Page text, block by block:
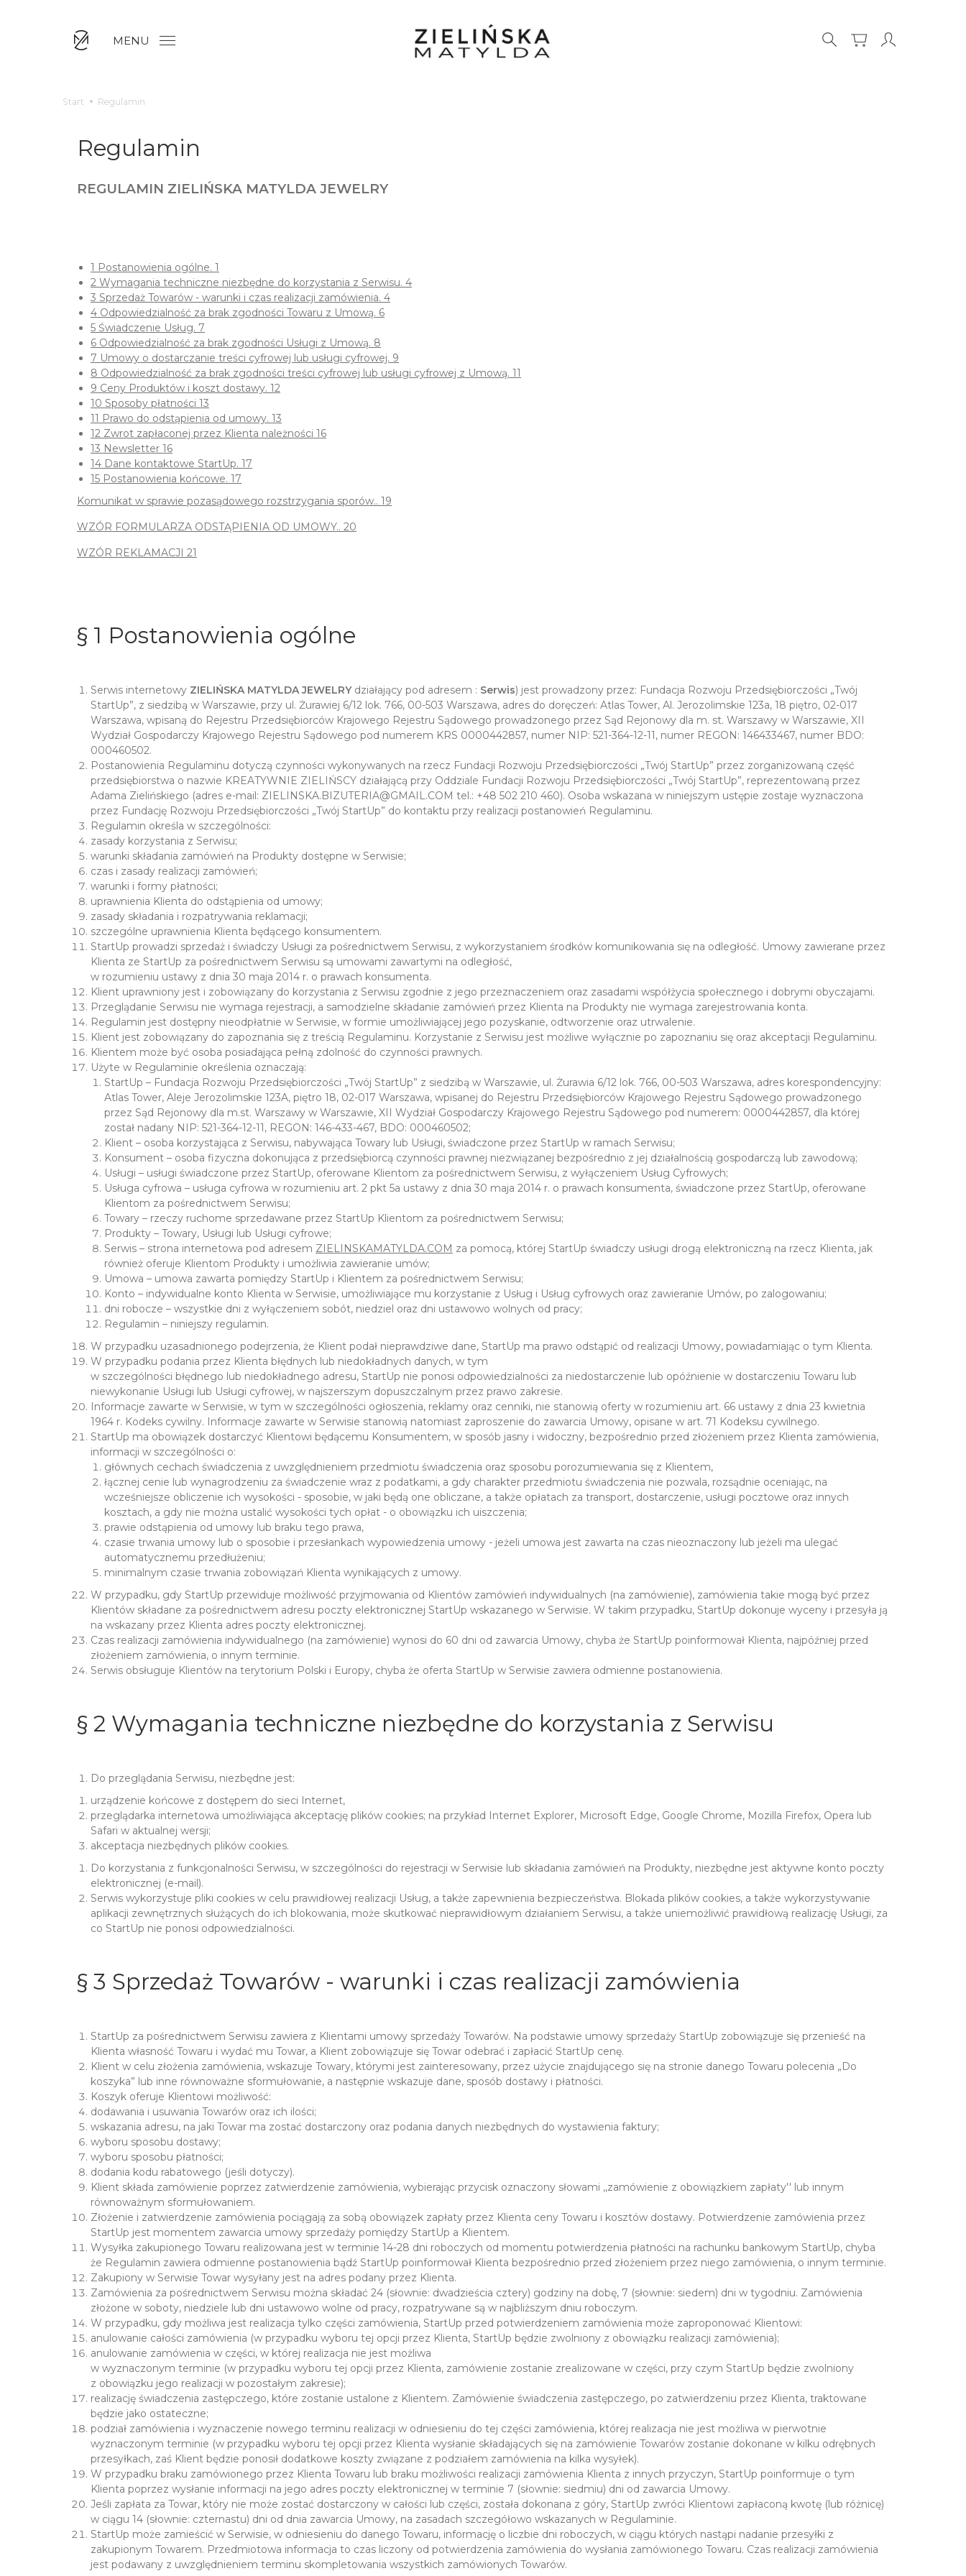
MENU
Start Regulamin
Regulamin
REGULAMIN ZIELIŃSKA MATYLDA JEWELRY
1 Postanowienia ogólne. 1
2 Wymagania techniczne niezbędne do korzystania z Serwisu. 4
3 Sprzedaż Towarów - warunki i czas realizacji zamówienia. 4
4 Odpowiedzialność za brak zgodności Towaru z Umową. 6
5 Świadczenie Usług. 7
6 Odpowiedzialność za brak zgodności Usługi z Umową. 8
7 Umowy o dostarczanie treści cyfrowej lub usługi cyfrowej. 9
8 Odpowiedzialność za brak zgodności treści cyfrowej lub usługi cyfrowej z Umową. 11
9 Ceny Produktów i koszt dostawy. 12
10 Sposoby płatności 13
11 Prawo do odstąpienia od umowy. 13
12 Zwrot zapłaconej przez Klienta należności 16
13 Newsletter 16
14 Dane kontaktowe StartUp. 17
15 Postanowienia końcowe. 17
Komunikat w sprawie pozasądowego rozstrzygania sporów.. 19
WZÓR FORMULARZA ODSTĄPIENIA OD UMOWY.. 20
WZÓR REKLAMACJI 21
§ 1 Postanowienia ogólne
Serwis internetowy ZIELIŃSKA MATYLDA JEWELRYdziałający pod adresem : Serwis) jest prowadzony przez: Fundacja Rozwoju Przedsiębiorczości „Twój
StartUp”, z siedzibą w Warszawie, przy ul. Żurawiej 6/12 lok. 766, 00-503 Warszawa, adres do doręczeń: Atlas Tower, Al. Jerozolimskie 123a, 18 piętro, 02-017
Warszawa, wpisaną do Rejestru Przedsiębiorców Krajowego Rejestru Sądowego prowadzonego przez Sąd Rejonowy dla m. st. Warszawy w Warszawie, XII
Wydział Gospodarczy Krajowego Rejestru Sądowego pod numerem KRS 0000442857, numer NIP: 521-364-12-11, numer REGON: 146433467, numer BDO:
000460502.
Postanowienia Regulaminu dotyczą czynności wykonywanych na rzecz Fundacji Rozwoju Przedsiębiorczości „Twój StartUp” przez zorganizowaną część
przedsiębiorstwa o nazwie KREATYWNIE ZIELIŃSCY działającą przy Oddziale Fundacji Rozwoju Przedsiębiorczości „Twój StartUp”, reprezentowaną przez
Adama Zielińskiego (adres e-mail: ZIELINSKA.BIZUTERIA@GMAIL.COM tel.: +48 502 210 460). Osoba wskazana w niniejszym ustępie zostaje wyznaczona
przez Fundację Rozwoju Przedsiębiorczości „Twój StartUp” do kontaktu przy realizacji postanowień Regulaminu.
Regulamin określa w szczególności:
zasady korzystania z Serwisu;
warunki składania zamówień na Produkty dostępne w Serwisie;
czas i zasady realizacji zamówień;
warunki i formy płatności;
uprawnienia Klienta do odstąpienia od umowy;
zasady składania i rozpatrywania reklamacji;
szczególne uprawnienia Klienta będącego konsumentem.
StartUp prowadzi sprzedaż i świadczy Usługi za pośrednictwem Serwisu, z wykorzystaniem środków komunikowania się na odległość. Umowy zawierane przez
Klienta ze StartUp za pośrednictwem Serwisu są umowami zawartymi na odległość,
w rozumieniu ustawy z dnia 30 maja 2014 r. o prawach konsumenta.
Klient uprawniony jest i zobowiązany do korzystania z Serwisu zgodnie z jego przeznaczeniem oraz zasadami współżycia społecznego i dobrymi obyczajami.
Przeglądanie Serwisu nie wymaga rejestracji, a samodzielne składanie zamówień przez Klienta na Produkty nie wymaga zarejestrowania konta.
Regulamin jest dostępny nieodpłatnie w Serwisie, w formie umożliwiającej jego pozyskanie, odtworzenie oraz utrwalenie.
Klient jest zobowiązany do zapoznania się z treścią Regulaminu. Korzystanie z Serwisu jest możliwe wyłącznie po zapoznaniu się oraz akceptacji Regulaminu.
Klientem może być osoba posiadająca pełną zdolność do czynności prawnych.
Użyte w Regulaminie określenia oznaczają:
StartUp – Fundacja Rozwoju Przedsiębiorczości „Twój StartUp” z siedzibą w Warszawie, ul. Żurawia 6/12 lok. 766, 00-503 Warszawa, adres korespondencyjny:
Atlas Tower, Aleje Jerozolimskie 123A, piętro 18, 02-017 Warszawa, wpisanej do Rejestru Przedsiębiorców Krajowego Rejestru Sądowego prowadzonego
przez Sąd Rejonowy dla m.st. Warszawy w Warszawie, XII Wydział Gospodarczy Krajowego Rejestru Sądowego pod numerem: 0000442857, dla której
został nadany NIP: 521-364-12-11, REGON: 146-433-467, BDO: 000460502;
Klient – osoba korzystająca z Serwisu, nabywająca Towary lub Usługi, świadczone przez StartUp w ramach Serwisu;
Konsument – osoba fizyczna dokonująca z przedsiębiorcą czynności prawnej niezwiązanej bezpośrednio z jej działalnością gospodarczą lub zawodową;
Usługi – usługi świadczone przez StartUp, oferowane Klientom za pośrednictwem Serwisu, z wyłączeniem Usług Cyfrowych;
Usługa cyfrowa – usługa cyfrowa w rozumieniu art. 2 pkt 5a ustawy z dnia 30 maja 2014 r. o prawach konsumenta, świadczone przez StartUp, oferowane
Klientom za pośrednictwem Serwisu;
Towary – rzeczy ruchome sprzedawane przez StartUp Klientom za pośrednictwem Serwisu;
Produkty – Towary, Usługi lub Usługi cyfrowe;
Serwis – strona internetowa pod adresem ZIELINSKAMATYLDA.COM za pomocą, której StartUp świadczy usługi drogą elektroniczną na rzecz Klienta, jak
również oferuje Klientom Produkty i umożliwia zawieranie umów;
Umowa – umowa zawarta pomiędzy StartUp i Klientem za pośrednictwem Serwisu;
Konto – indywidualne konto Klienta w Serwisie, umożliwiające mu korzystanie z Usług i Usług cyfrowych oraz zawieranie Umów, po zalogowaniu;
dni robocze – wszystkie dni z wyłączeniem sobót, niedziel oraz dni ustawowo wolnych od pracy;
Regulamin – niniejszy regulamin.
W przypadku uzasadnionego podejrzenia, że Klient podał nieprawdziwe dane, StartUp ma prawo odstąpić od realizacji Umowy, powiadamiając o tym Klienta.
W przypadku podania przez Klienta błędnych lub niedokładnych danych, w tym
w szczególności błędnego lub niedokładnego adresu, StartUp nie ponosi odpowiedzialności za niedostarczenie lub opóźnienie w dostarczeniu Towaru lub
niewykonanie Usługi lub Usługi cyfrowej, w najszerszym dopuszczalnym przez prawo zakresie.
Informacje zawarte w Serwisie, w tym w szczególności ogłoszenia, reklamy oraz cenniki, nie stanowią oferty w rozumieniu art. 66 ustawy z dnia 23 kwietnia
1964 r. Kodeks cywilny. Informacje zawarte w Serwisie stanowią natomiast zaproszenie do zawarcia Umowy, opisane w art. 71 Kodeksu cywilnego.
StartUp ma obowiązek dostarczyć Klientowi będącemu Konsumentem, w sposób jasny i widoczny, bezpośrednio przed złożeniem przez Klienta zamówienia,
informacji w szczególności o:
głównych cechach świadczenia z uwzględnieniem przedmiotu świadczenia oraz sposobu porozumiewania się z Klientem,
łącznej cenie lub wynagrodzeniu za świadczenie wraz z podatkami, a gdy charakter przedmiotu świadczenia nie pozwala, rozsądnie oceniając, na
wcześniejsze obliczenie ich wysokości - sposobie, w jaki będą one obliczane, a także opłatach za transport, dostarczenie, usługi pocztowe oraz innych
kosztach, a gdy nie można ustalić wysokości tych opłat - o obowiązku ich uiszczenia;
prawie odstąpienia od umowy lub braku tego prawa,
czasie trwania umowy lub o sposobie i przesłankach wypowiedzenia umowy - jeżeli umowa jest zawarta na czas nieoznaczony lub jeżeli ma ulegać
automatycznemu przedłużeniu;
minimalnym czasie trwania zobowiązań Klienta wynikających z umowy.
W przypadku, gdy StartUp przewiduje możliwość przyjmowania od Klientów zamówień indywidualnych (na zamówienie), zamówienia takie mogą być przez
Klientów składane za pośrednictwem adresu poczty elektronicznej StartUp wskazanego w Serwisie. W takim przypadku, StartUp dokonuje wyceny i przesyła ją
na wskazany przez Klienta adres poczty elektronicznej.
Czas realizacji zamówienia indywidualnego (na zamówienie) wynosi do 60 dni od zawarcia Umowy, chyba że StartUp poinformował Klienta, najpóźniej przed
złożeniem zamówienia, o innym terminie.
Serwis obsługuje Klientów na terytorium Polski i Europy, chyba że oferta StartUp w Serwisie zawiera odmienne postanowienia.
§ 2 Wymagania techniczne niezbędne do korzystania z Serwisu
Do przeglądania Serwisu, niezbędne jest:
urządzenie końcowe z dostępem do sieci Internet,
przeglądarka internetowa umożliwiająca akceptację plików cookies; na przykład Internet Explorer, Microsoft Edge, Google Chrome, Mozilla Firefox, Opera lub
Safari w aktualnej wersji;
akceptacja niezbędnych plików cookies.
Do korzystania z funkcjonalności Serwisu, w szczególności do rejestracji w Serwisie lub składania zamówień na Produkty, niezbędne jest aktywne konto poczty
elektronicznej (e-mail).
Serwis wykorzystuje pliki cookies w celu prawidłowej realizacji Usług, a także zapewnienia bezpieczeństwa. Blokada plików cookies, a także wykorzystywanie
aplikacji zewnętrznych służących do ich blokowania, może skutkować nieprawidłowym działaniem Serwisu, a także uniemożliwić prawidłową realizację Usługi, za
co StartUp nie ponosi odpowiedzialności.
§ 3 Sprzedaż Towarów - warunki i czas realizacji zamówienia
StartUp za pośrednictwem Serwisu zawiera z Klientami umowy sprzedaży Towarów. Na podstawie umowy sprzedaży StartUp zobowiązuje się przenieść na
Klienta własność Towaru i wydać mu Towar, a Klient zobowiązuje się Towar odebrać i zapłacić StartUp cenę.
Klient w celu złożenia zamówienia, wskazuje Towary, którymi jest zainteresowany, przez użycie znajdującego się na stronie danego Towaru polecenia „Do
koszyka” lub inne równoważne sformułowanie, a następnie wskazuje dane, sposób dostawy i płatności.
Koszyk oferuje Klientowi możliwość:
dodawania i usuwania Towarów oraz ich ilości;
wskazania adresu, na jaki Towar ma zostać dostarczony oraz podania danych niezbędnych do wystawienia faktury;
wyboru sposobu dostawy;
wyboru sposobu płatności;
dodania kodu rabatowego (jeśli dotyczy).
Klient składa zamówienie poprzez zatwierdzenie zamówienia, wybierając przycisk oznaczony słowami ,,zamówienie z obowiązkiem zapłaty'' lub innym
równoważnym sformułowaniem.
Złożenie i zatwierdzenie zamówienia pociągają za sobą obowiązek zapłaty przez Klienta ceny Towaru i kosztów dostawy. Potwierdzenie zamówienia przez
StartUp jest momentem zawarcia umowy sprzedaży pomiędzy StartUp a Klientem.
Wysyłka zakupionego Towaru realizowana jest w terminie 14-28 dni roboczych od momentu potwierdzenia płatności na rachunku bankowym StartUp, chyba
że Regulamin zawiera odmienne postanowienia bądź StartUp poinformował Klienta bezpośrednio przed złożeniem przez niego zamówienia, o innym terminie.
Zakupiony w Serwisie Towar wysyłany jest na adres podany przez Klienta.
Zamówienia za pośrednictwem Serwisu można składać 24 (słownie: dwadzieścia cztery) godziny na dobę, 7 (słownie: siedem) dni w tygodniu. Zamówienia
złożone w soboty, niedziele lub dni ustawowo wolne od pracy, rozpatrywane są w najbliższym dniu roboczym.
W przypadku, gdy możliwa jest realizacja tylko części zamówienia, StartUp przed potwierdzeniem zamówienia może zaproponować Klientowi:
anulowanie całości zamówienia (w przypadku wyboru tej opcji przez Klienta, StartUp będzie zwolniony z obowiązku realizacji zamówienia);
anulowanie zamówienia w części, w której realizacja nie jest możliwa
w wyznaczonym terminie (w przypadku wyboru tej opcji przez Klienta, zamówienie zostanie zrealizowane w części, przy czym StartUp będzie zwolniony
z obowiązku jego realizacji w pozostałym zakresie);
realizację świadczenia zastępczego, które zostanie ustalone z Klientem. Zamówienie świadczenia zastępczego, po zatwierdzeniu przez Klienta, traktowane
będzie jako ostateczne;
podział zamówienia i wyznaczenie nowego terminu realizacji w odniesieniu do tej części zamówienia, której realizacja nie jest możliwa w pierwotnie
wyznaczonym terminie (w przypadku wyboru tej opcji przez Klienta wysłanie składających się na zamówienie Towarów zostanie dokonane w kilku odrębnych
przesyłkach, zaś Klient będzie ponosił dodatkowe koszty związane z podziałem zamówienia na kilka wysyłek).
W przypadku braku zamówionego przez Klienta Towaru lub braku możliwości realizacji zamówienia Klienta z innych przyczyn, StartUp poinformuje o tym
Klienta poprzez wysłanie informacji na jego adres poczty elektronicznej w terminie 7 (słownie: siedmiu) dni od zawarcia Umowy.
Jeśli zapłata za Towar, który nie może zostać dostarczony w całości lub części, została dokonana z góry, StartUp zwróci Klientowi zapłaconą kwotę (lub różnicę)
w ciągu 14 (słownie: czternastu) dni od dnia zawarcia Umowy, na zasadach szczegółowo wskazanych w Regulaminie.
StartUp może zamieścić w Serwisie, w odniesieniu do danego Towaru, informację o liczbie dni roboczych, w ciągu których nastąpi nadanie przesyłki z
zakupionym Towarem. Przedmiotowa informacja to czas liczony od potwierdzenia zamówienia do wysłania zamówionego Towaru. Czas realizacji zamówienia
jest podawany z uwzględnieniem terminu skompletowania wszystkich zamówionych Towarów.